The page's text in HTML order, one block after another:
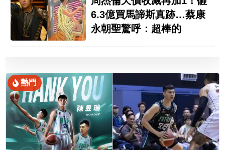
6.3億買馬諦斯真跡…蔡康
永朝聖驚呼：超棒的
熱門